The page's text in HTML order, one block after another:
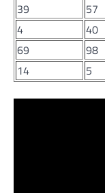
39
57
4
40
69
98
14
5